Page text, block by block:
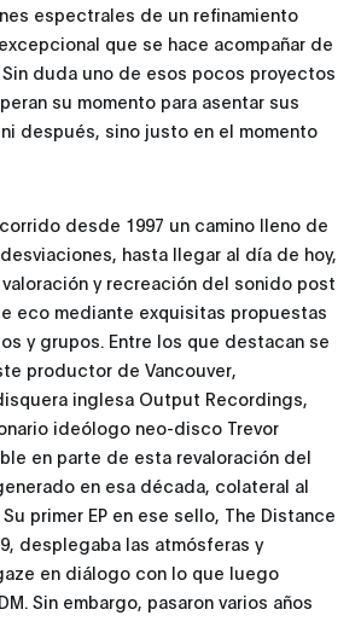
espectrales de un refinamiento
que se hace acompañar de
Sin duda uno de esos pocos proyectos
su momento para asentar sus
después, sino justo en el momento
desde 1997 un camino lleno de
hasta llegar al día de hoy,
y recreación del sonido post
eco mediante exquisitas propuestas
y grupos. Entre los que destacan se
productor de Vancouver,
inglesa Output Recordings,
ideólogo neo-disco Trevor
en parte de esta revaloración del
en esa década, colateral al
primer EP en ese sello, The Distance
desplegaba las atmósferas y
en diálogo con lo que luego
Sin embargo, pasaron varios años